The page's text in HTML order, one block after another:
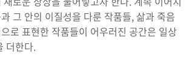
그 안의 이질성을 다룬 작품들, 삶과 죽음
로 표현한 작품들이 어우러진 공간은 일상
더한다.